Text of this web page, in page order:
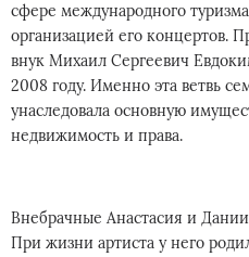
сфере международного
организацией его концертов.
внук Михаил Сергеевич
2008 году. Именно эта ветвь
унаследовала основную
недвижимость и права.
Внебрачные Анастасия и
При жизни артиста у него